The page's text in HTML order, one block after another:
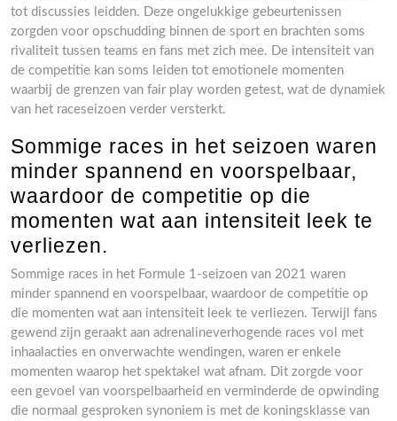
tot discussies leidden. Deze ongelukkige gebeurtenissen
zorgden voor opschudding binnen de sport en brachten soms
rivaliteit tussen teams en fans met zich mee. De intensiteit van
de competitie kan soms leiden tot emotionele momenten
waarbij de grenzen van fair play worden getest, wat de dynamiek
van het raceseizoen verder versterkt.
Sommige races in het seizoen waren
minder spannend en voorspelbaar,
waardoor de competitie op die
momenten wat aan intensiteit leek te
verliezen.
Sommige races in het Formule 1-seizoen van 2021 waren
minder spannend en voorspelbaar, waardoor de competitie op
die momenten wat aan intensiteit leek te verliezen. Terwijl fans
gewend zijn geraakt aan adrenalineverhogende races vol met
inhaalacties en onverwachte wendingen, waren er enkele
momenten waarop het spektakel wat afnam. Dit zorgde voor
een gevoel van voorspelbaarheid en verminderde de opwinding
die normaal gesproken synoniem is met de koningsklasse van